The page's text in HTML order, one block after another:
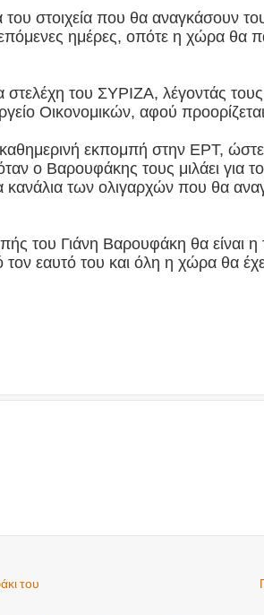
στοιχεία που θα αναγκάσουν
ημέρες, οπότε η χώρα θα
του ΣΥΡΙΖΑ, λέγοντάς
Οικονομικών, αφού
εκπομπή στην ΕΡΤ,
ο Βαρουφάκης τους μιλάει για
κανάλια των ολιγαρχών που θα
του Γιάνη Βαρουφάκη θα είναι η
εαυτό του και όλη η χώρα θα
του